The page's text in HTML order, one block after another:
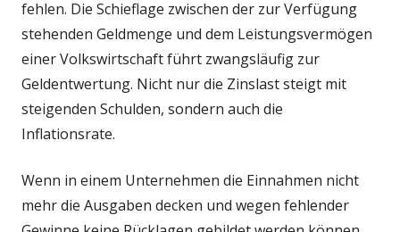
fehlen. Die Schieflage zwischen der zur Verfügung
stehenden Geldmenge und dem Leistungsvermögen
einer Volkswirtschaft führt zwangsläufig zur
Geldentwertung. Nicht nur die Zinslast steigt mit
steigenden Schulden, sondern auch die
Inflationsrate.
Wenn in einem Unternehmen die Einnahmen nicht
mehr die Ausgaben decken und wegen fehlender